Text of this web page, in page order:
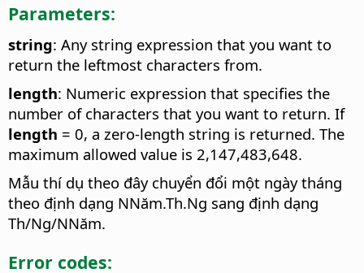
Parameters:
string: Any string expression that you want to
return the leftmost characters from.
length: Numeric expression that specifies the
number of characters that you want to return. If
length = 0, a zero-length string is returned. The
maximum allowed value is 2,147,483,648.
Mẫu thí dụ theo đây chuyển đổi một ngày tháng
theo định dạng NNăm.Th.Ng sang định dạng
Th/Ng/NNăm.
Error codes: